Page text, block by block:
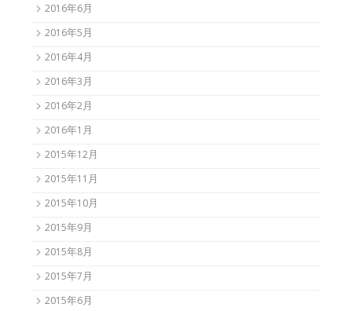
2016年6月
2016年5月
2016年4月
2016年3月
2016年2月
2016年1月
2015年12月
2015年11月
2015年10月
2015年9月
2015年8月
2015年7月
2015年6月